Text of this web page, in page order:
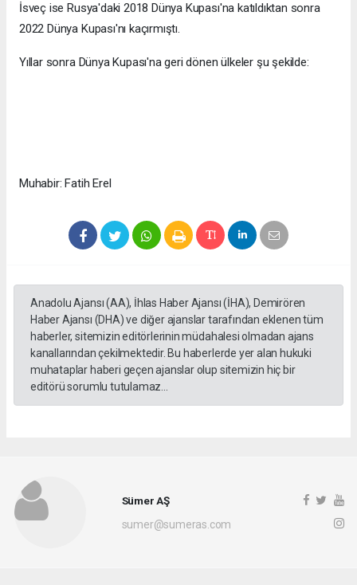
İsveç ise Rusya'daki 2018 Dünya Kupası'na katıldıktan sonra
2022 Dünya Kupası'nı kaçırmıştı.
Yıllar sonra Dünya Kupası'na geri dönen ülkeler şu şekilde:
Muhabir: Fatih Erel
Anadolu Ajansı (AA), İhlas Haber Ajansı (İHA), Demirören
Haber Ajansı (DHA) ve diğer ajanslar tarafından eklenen tüm
haberler, sitemizin editörlerinin müdahalesi olmadan ajans
kanallarından çekilmektedir. Bu haberlerde yer alan hukuki
muhataplar haberi geçen ajanslar olup sitemizin hiç bir
editörü sorumlu tutulamaz...
Sümer AŞ
sumer@sumeras.com